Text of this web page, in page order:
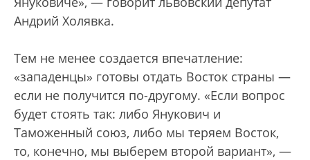
Андрий Холявка.
Тем не менее создается впечатление:
«западенцы» готовы отдать Восток страны —
если не получится по-другому. «Если вопрос
будет стоять так: либо Янукович и
Таможенный союз, либо мы теряем Восток,
то, конечно, мы выберем второй вариант», —